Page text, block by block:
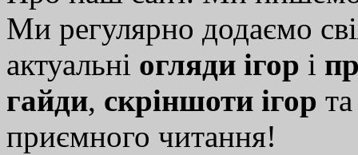
Ми регулярно додаємо
актуальні огляди ігор і
гайди, скріншоти ігор
приємного читання!